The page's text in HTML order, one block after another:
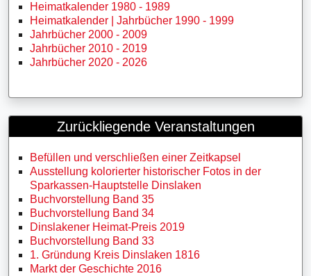
Heimatkalender 1980 - 1989
Heimatkalender | Jahrbücher 1990 - 1999
Jahrbücher 2000 - 2009
Jahrbücher 2010 - 2019
Jahrbücher 2020 - 2026
Zurückliegende Veranstaltungen
Befüllen und verschließen einer Zeitkapsel
Ausstellung kolorierter historischer Fotos in der
Sparkassen-Hauptstelle Dinslaken
Buchvorstellung Band 35
Buchvorstellung Band 34
Dinslakener Heimat-Preis 2019
Buchvorstellung Band 33
1. Gründung Kreis Dinslaken 1816
Markt der Geschichte 2016